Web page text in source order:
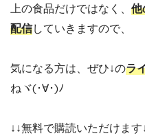
上の食品だけではなく、 他
配信していきますので、
気になる方は、ぜひ↓のラ
ねヾ(･∀･)ﾉ
↓↓無料で購読いただけます